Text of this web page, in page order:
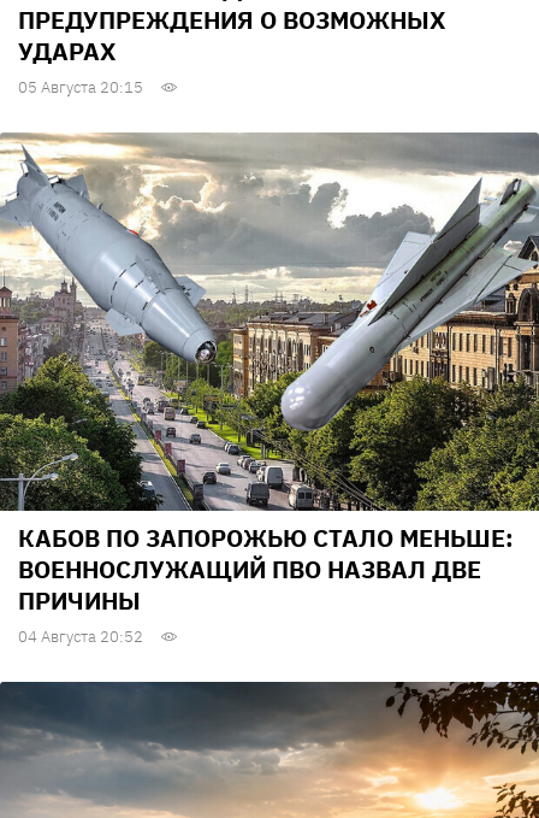
ПРЕДУПРЕЖДЕНИЯ О ВОЗМОЖНЫХ
УДАРАХ
05 Августа 20:15
КАБОВ ПО ЗАПОРОЖЬЮ СТАЛО МЕНЬШЕ:
ВОЕННОСЛУЖАЩИЙ ПВО НАЗВАЛ ДВЕ
ПРИЧИНЫ
04 Августа 20:52